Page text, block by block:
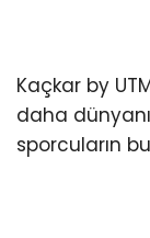
Kaçkar by
daha
sporcuların